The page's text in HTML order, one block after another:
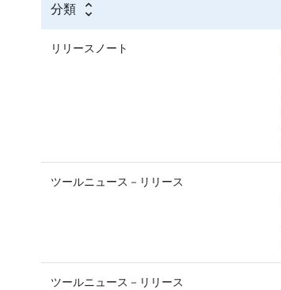
分類
リリースノート
ツールニュース－リリース
ツールニュース－リリース